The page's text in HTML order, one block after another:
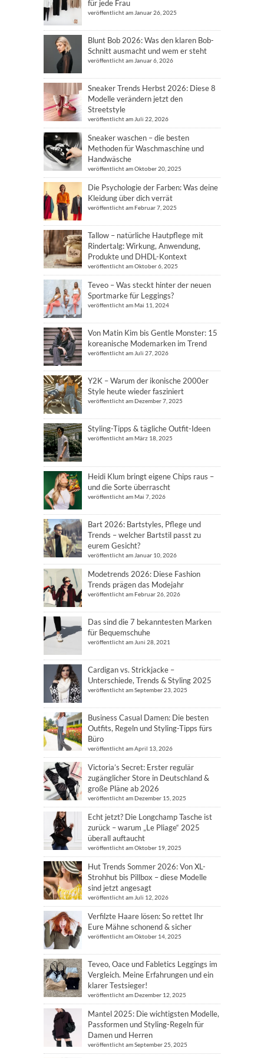
für jede Frau
veröffentlicht am Januar 26, 2025
Blunt Bob 2026: Was den klaren Bob-
Schnitt ausmacht und wem er steht
veröffentlicht am Januar 6, 2026
Sneaker Trends Herbst 2026: Diese 8
Modelle verändern jetzt den
Streetstyle
veröffentlicht am Juli 22, 2026
Sneaker waschen – die besten
Methoden für Waschmaschine und
Handwäsche
veröffentlicht am Oktober 20, 2025
Die Psychologie der Farben: Was deine
Kleidung über dich verrät
veröffentlicht am Februar 7, 2025
Tallow – natürliche Hautpflege mit
Rindertalg: Wirkung, Anwendung,
Produkte und DHDL-Kontext
veröffentlicht am Oktober 6, 2025
Teveo – Was steckt hinter der neuen
Sportmarke für Leggings?
veröffentlicht am Mai 11, 2024
Von Matin Kim bis Gentle Monster: 15
koreanische Modemarken im Trend
veröffentlicht am Juli 27, 2026
Y2K – Warum der ikonische 2000er
Style heute wieder fasziniert
veröffentlicht am Dezember 7, 2025
Styling-Tipps & tägliche Outfit-Ideen
veröffentlicht am März 18, 2025
Heidi Klum bringt eigene Chips raus –
und die Sorte überrascht
veröffentlicht am Mai 7, 2026
Bart 2026: Bartstyles, Pflege und
Trends – welcher Bartstil passt zu
eurem Gesicht?
veröffentlicht am Januar 10, 2026
Modetrends 2026: Diese Fashion
Trends prägen das Modejahr
veröffentlicht am Februar 26, 2026
Das sind die 7 bekanntesten Marken
für Bequemschuhe
veröffentlicht am Juni 28, 2021
Cardigan vs. Strickjacke –
Unterschiede, Trends & Styling 2025
veröffentlicht am September 23, 2025
Business Casual Damen: Die besten
Outfits, Regeln und Styling-Tipps fürs
Büro
veröffentlicht am April 13, 2026
Victoria’s Secret: Erster regulär
zugänglicher Store in Deutschland &
große Pläne ab 2026
veröffentlicht am Dezember 15, 2025
Echt jetzt? Die Longchamp Tasche ist
zurück – warum „Le Pliage“ 2025
überall auftaucht
veröffentlicht am Oktober 19, 2025
Hut Trends Sommer 2026: Von XL-
Strohhut bis Pillbox – diese Modelle
sind jetzt angesagt
veröffentlicht am Juli 12, 2026
Verfilzte Haare lösen: So rettet Ihr
Eure Mähne schonend & sicher
veröffentlicht am Oktober 14, 2025
Teveo, Oace und Fabletics Leggings im
Vergleich. Meine Erfahrungen und ein
klarer Testsieger!
veröffentlicht am Dezember 12, 2025
Mantel 2025: Die wichtigsten Modelle,
Passformen und Styling-Regeln für
Damen und Herren
veröffentlicht am September 25, 2025